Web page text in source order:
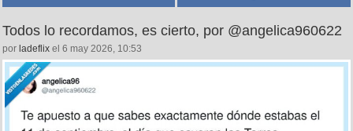
Todos lo recordamos, es cierto, por @angelica960622
por ladeflix el 6 may 2026, 10:53